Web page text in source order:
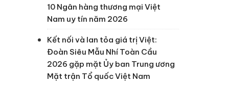
10 Ngân hàng thương mại Việt
Nam uy tín năm 2026
Kết nối và lan tỏa giá trị Việt:
Đoàn Siêu Mẫu Nhí Toàn Cầu
2026 gặp mặt Ủy ban Trung ương
Mặt trận Tổ quốc Việt Nam